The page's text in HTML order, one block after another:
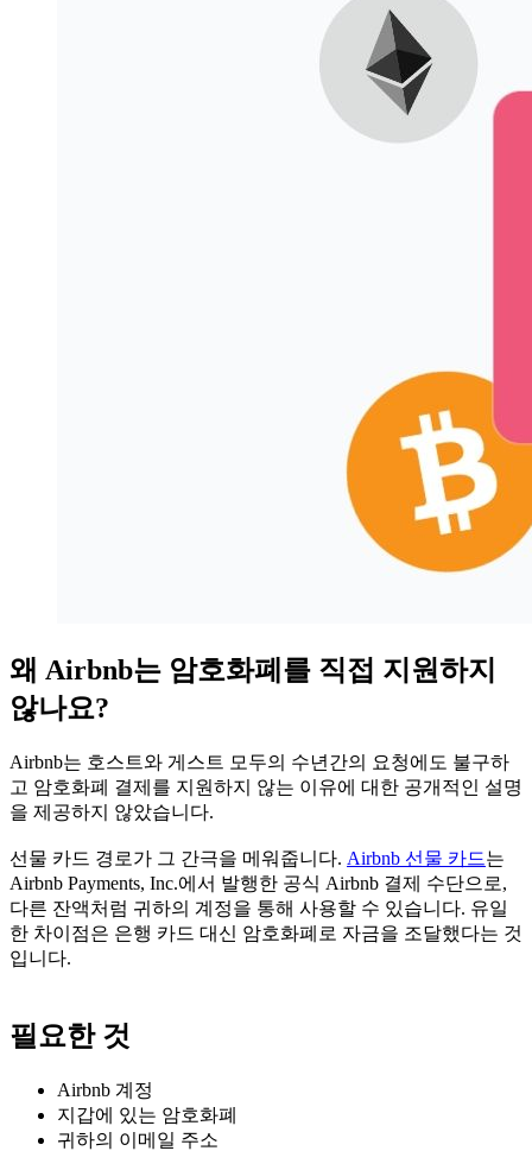
왜 Airbnb는 암호화폐를 직접 지원하지
않나요?
Airbnb는 호스트와 게스트 모두의 수년간의 요청에도 불구하
고 암호화폐 결제를 지원하지 않는 이유에 대한 공개적인 설명
을 제공하지 않았습니다.
선물 카드 경로가 그 간극을 메워줍니다. Airbnb 선물 카드는
Airbnb Payments, Inc.에서 발행한 공식 Airbnb 결제 수단으로,
다른 잔액처럼 귀하의 계정을 통해 사용할 수 있습니다. 유일
한 차이점은 은행 카드 대신 암호화폐로 자금을 조달했다는 것
입니다.
필요한 것
Airbnb 계정
지갑에 있는 암호화폐
귀하의 이메일 주소